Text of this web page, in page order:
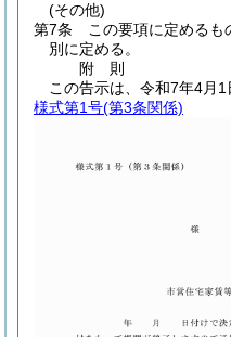
(その他)
第7条
この要項に定める
別に定める。
附 則
この告示は、令和7年4月1
様式第1号(第3条関係)